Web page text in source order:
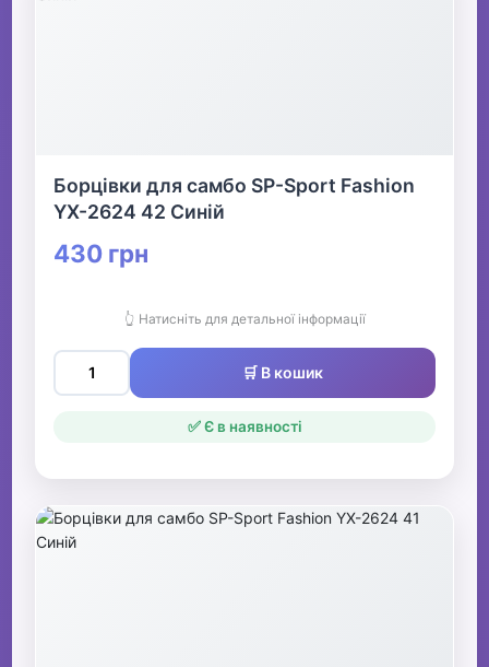
Борцівки для самбо SP-Sport Fashion
YX-2624 42 Синій
430 грн
👆 Натисніть для детальної інформації
🛒 В кошик
✅ Є в наявності